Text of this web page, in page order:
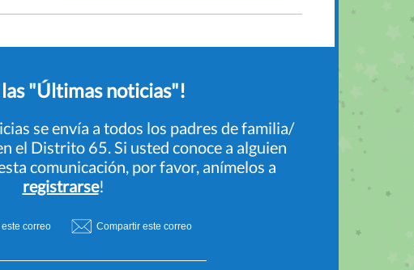
"Últimas noticia s"!
se envía a todos los padres de familia/
el Distrito 65. Si usted conoce a alguien
comunicación, por favor, anímelos a
registrarse!
correo Compartir este correo